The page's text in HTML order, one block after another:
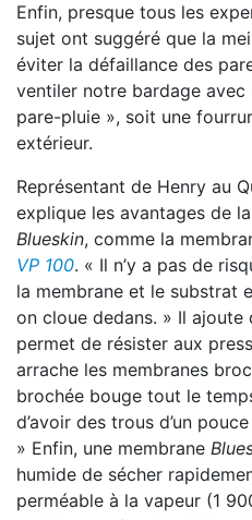
Enfin, presque tous les
sujet ont suggéré que la
éviter la défaillance des
ventiler notre bardage
pare-pluie », soit une
extérieur.
Représentant de Henry au
explique les avantages de
Blueskin, comme la
VP 100. « Il n’y a pas de
la membrane et le substrat
on cloue dedans. » Il ajoute
permet de résister aux
arrache les membranes
brochée bouge tout le
d’avoir des trous d’un
» Enfin, une membrane
humide de sécher
perméable à la vapeur (1